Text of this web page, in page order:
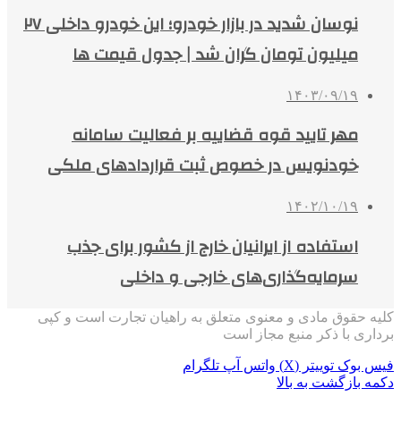
نوسان شدید در بازار خودرو؛ این خودرو داخلی ۲۷
میلیون تومان گران شد | جدول قیمت ها
۱۴۰۳/۰۹/۱۹
مهر تایید قوه قضاییه بر فعالیت سامانه
خودنویس در خصوص ثبت قراردادهای ملکی
۱۴۰۲/۱۰/۱۹
استفاده از ایرانیان خارج از کشور برای جذب
سرمایه‌گذاری‌های خارجی و داخلی
کلیه حقوق مادی و معنوی متعلق به راهیان تجارت است و کپی
برداری با ذکر منبع مجاز است
فیس بوک توییتر (X) واتس آپ تلگرام
دکمه بازگشت به بالا